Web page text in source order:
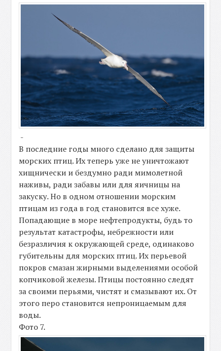
-
В последние годы много сделано для защиты
морских птиц. Их теперь уже не уничтожают
хищнически и бездумно ради мимолетной
наживы, ради забавы или для яичницы на
закуску. Но в одном отношении морским
птицам из года в год становится все хуже.
Попадающие в море нефтепродукты, будь то
результат катастрофы, небрежности или
безразличия к окружающей среде, одинаково
губительны для морских птиц. Их перьевой
покров смазан жирными выделениями особой
копчиковой железы. Птицы постоянно следят
за своими перьями, чистят и смазывают их. От
этого перо становится непроницаемым для
воды.
Фото 7.